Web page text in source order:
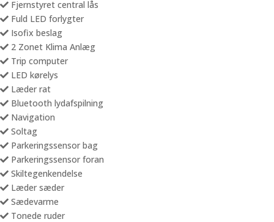
Fjernstyret central lås
Fuld LED forlygter
Isofix beslag
2 Zonet Klima Anlæg
Trip computer
LED kørelys
Læder rat
Bluetooth lydafspilning
Navigation
Soltag
Parkeringssensor bag
Parkeringssensor foran
Skiltegenkendelse
Læder sæder
Sædevarme
Tonede ruder